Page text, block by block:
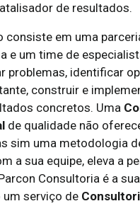
de resultados.
consiste em uma
e um time de
problemas, identificar
construir e
concretos. Uma
de qualidade não
sim uma metodologia
a sua equipe, eleva a
Consultoria é a
serviço de